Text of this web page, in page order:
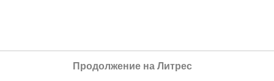
Продолжение на Литрес